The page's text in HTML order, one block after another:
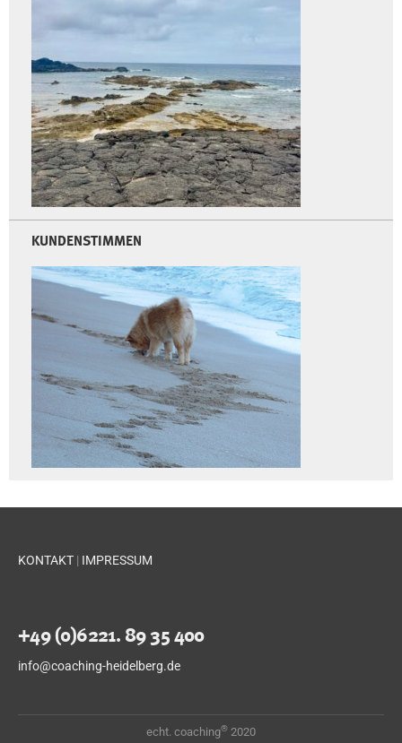
KUNDENSTIMMEN
KONTAKT | IMPRESSUM
+49 (0)6221. 89 35 400
info@coaching-heidelberg.de
echt. coaching® 2020